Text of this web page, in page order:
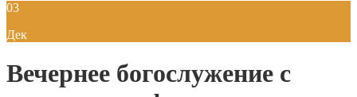
03
Дек
Вечернее богослужение с